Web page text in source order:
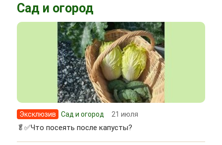
Сад и огород
Эксклюзив Сад и огород 21 июля
🥬✅Что посеять после капусты?